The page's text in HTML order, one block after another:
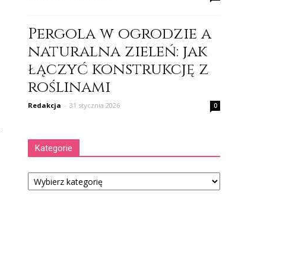
Pergola w ogrodzie a
naturalna zieleń: jak
łączyć konstrukcję z
roślinami
Redakcja - 31 stycznia 2026 0
Kategorie
Kategorie